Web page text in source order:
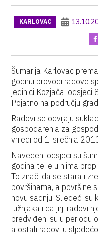
KARLOVAC
Šumarija Karlovac
godinu provodi radove
jedinici Kozjača,
Pojatno na području
Radovi se odvijaju
gospodarenja za
vrijedi od 1. siječnja
Navedeni odsjeci su
godina te je u njima
To znači da se stara i
površinama, a površine
novu sadnju. Sljedeći
lužnjaka i daljnji radovi
predviđeni su u
a ostali radovi u